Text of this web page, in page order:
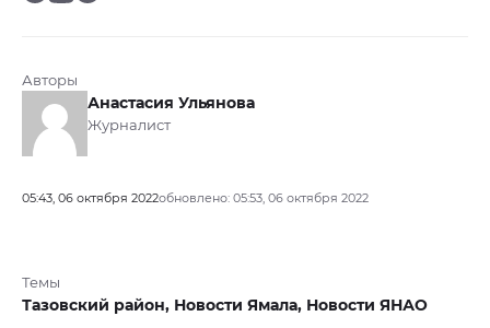
Авторы
Анастасия Ульянова
Журналист
05:43, 06 октября 2022обновлено: 05:53, 06 октября 2022
Темы
Тазовский район, Новости Ямала, Новости ЯНАО